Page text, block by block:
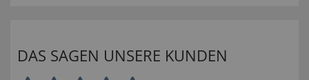
DAS SAGEN UNSERE KUNDEN